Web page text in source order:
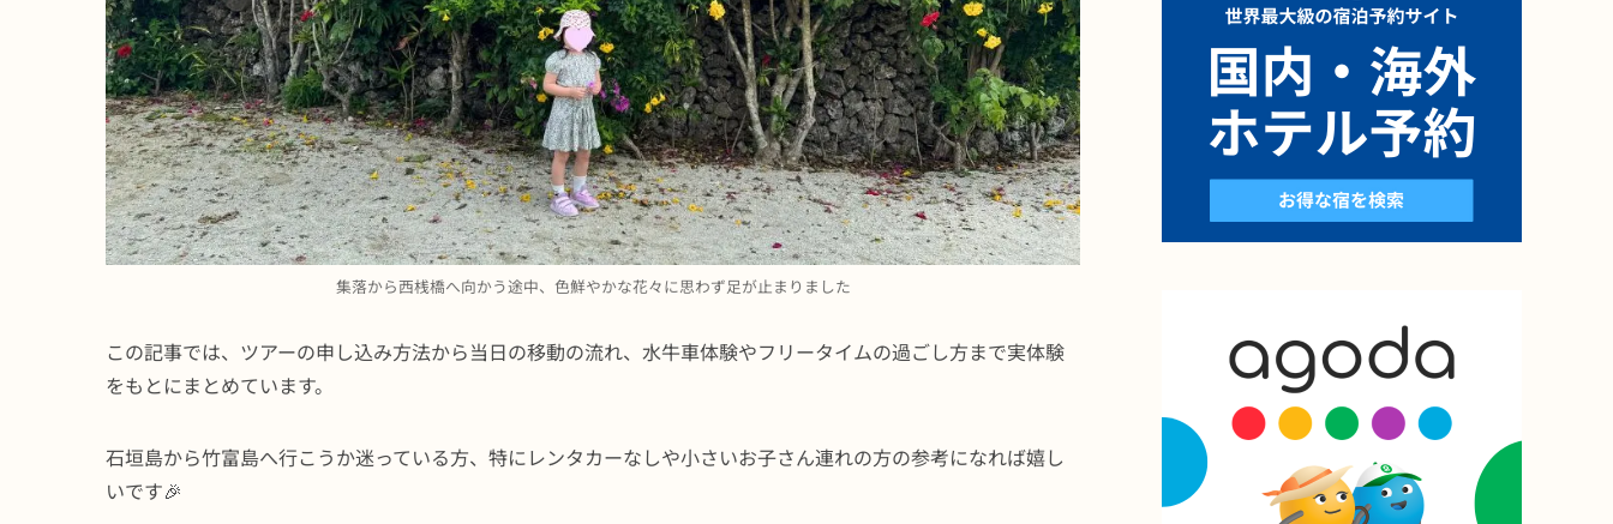
集落から西桟橋へ向かう途中、色鮮やかな花々に思わず足が止まりました
この記事では、ツアーの申し込み方法から当日の移動の流れ、水牛車体験やフリータイムの過ごし方まで実体験
をもとにまとめています。
石垣島から竹富島へ行こうか迷っている方、特にレンタカーなしや小さいお子さん連れの方の参考になれば嬉し
いです🎉